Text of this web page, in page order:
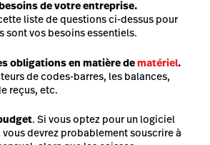
de votre entreprise.
liste de questions ci-dessus pour
sont vos besoins essentiels.
obligations en matière dematériel.
de codes-barres, les balances,
reçus, etc.
. Si vous optez pour un logiciel
devrez probablement souscrire à